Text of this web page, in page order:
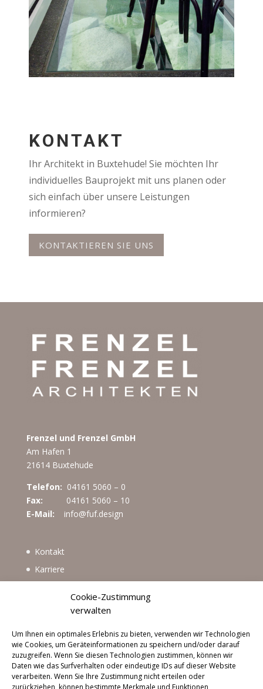
Cookie-Zustimmung
verwalten
Um Ihnen ein optimales Erlebnis zu bieten, verwenden wir Technologien
wie Cookies, um Geräteinformationen zu speichern und/oder darauf
zuzugreifen. Wenn Sie diesen Technologien zustimmen, können wir
Daten wie das Surfverhalten oder eindeutige IDs auf dieser Website
verarbeiten. Wenn Sie Ihre Zustimmung nicht erteilen oder
zurückziehen, können bestimmte Merkmale und Funktionen
KONTAKT
Ihr Architekt in Buxtehude! Sie möchten Ihr
individuelles Bauprojekt mit uns planen oder
sich einfach über unsere Leistungen
informieren?
KONTAKTIEREN SIE UNS
Frenzel und Frenzel GmbH
Am Hafen 1
21614 Buxtehude
Telefon: 04161 5060 – 0
Fax:
04161 5060 – 10
E-Mail:
info@fuf.design
Kontakt
Karriere
Datenschutzerklärung